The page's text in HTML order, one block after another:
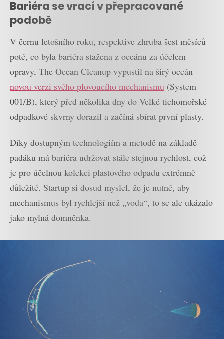
Bariéra se vrací v přepracované
podobě
V černu letošního roku, respektive zhruba šest měsíců
poté, co byla bariéra stažena z oceánu za účelem
opravy, The Ocean Cleanup vypustil na širý oceán
novou verzi svého plovoucího mechanismu (System
001/B), který před několika dny do Velké tichomořské
odpadkové skvrny dorazil a začíná sbírat první plasty.
Díky dostupným technologiím a metodě na základě
padáku má bariéra udržovat stále stejnou rychlost, což
je pro účelnou kolekci plastového odpadu extrémně
důležité. Startup si dosud myslel, že je nutné, aby
mechanismus byl rychlejší než „voda“, to se ale ukázalo
jako mylná domněnka.